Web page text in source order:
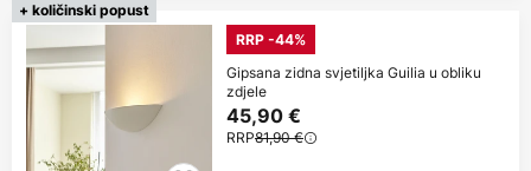
+ količinski popust
RRP -44%
Gipsana zidna svjetiljka Guilia u obliku
zdjele
45,90 €
RRP81,90 €